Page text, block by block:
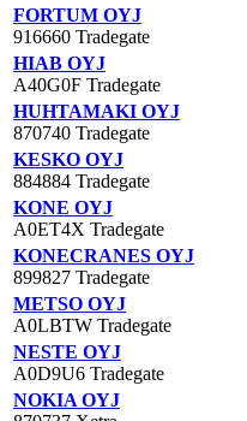
FORTUM OYJ
916660 Tradegate
HIAB OYJ
A40G0F Tradegate
HUHTAMAKI OYJ
870740 Tradegate
KESKO OYJ
884884 Tradegate
KONE OYJ
A0ET4X Tradegate
KONECRANES OYJ
899827 Tradegate
METSO OYJ
A0LBTW Tradegate
NESTE OYJ
A0D9U6 Tradegate
NOKIA OYJ